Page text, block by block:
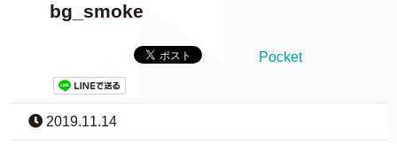
bg_smoke
Pocket
2019.11.14